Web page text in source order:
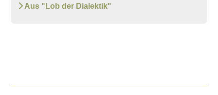
Aus "Lob der Dialektik"